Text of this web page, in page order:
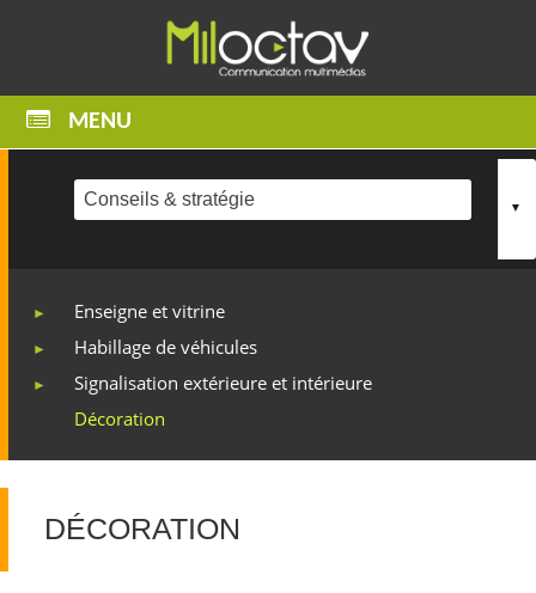
MENU
Enseigne et vitrine
Habillage de véhicules
Signalisation extérieure et intérieure
Décoration
DÉCORATION